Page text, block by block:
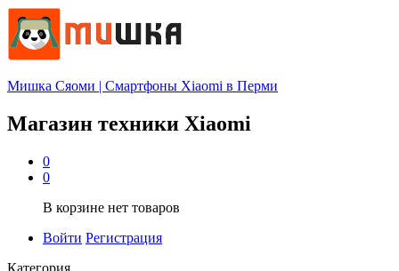
Мишка Сяоми | Смартфоны Xiaomi в Перми
Магазин техники Xiaomi
0
0
В корзине нет товаров
Войти Регистрация
Категория